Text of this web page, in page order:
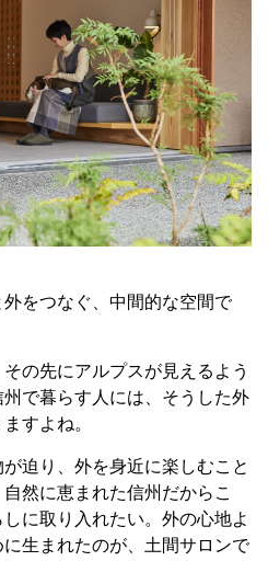
をつなぐ、中間的な空間で
の先にアルプスが見えるよう
で暮らす人には、そうした外
すよね。
迫り、外を身近に楽しむこと
然に恵まれた信州だからこ
に取り入れたい。外の心地よ
生まれたのが、土間サロンで